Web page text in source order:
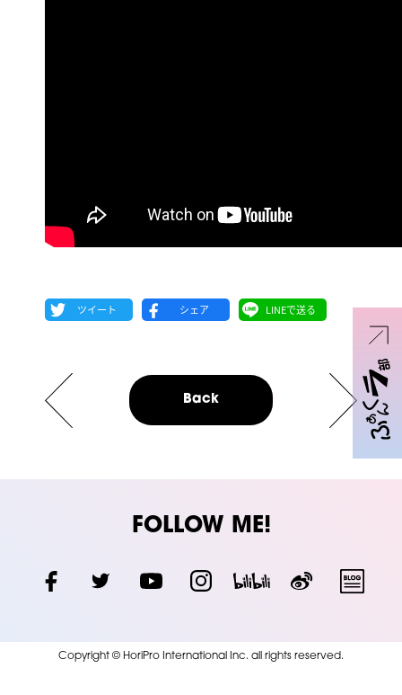
Back
FOLLOW ME!
Copyright © HoriPro International Inc. all rights reserved.